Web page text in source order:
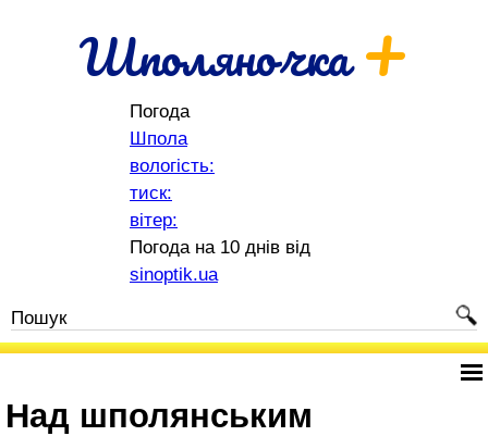
Шполяночка+
Погода
Шпола
вологість:
тиск:
вітер:
Погода на 10 днів від
sinoptik.ua
Над шполянським